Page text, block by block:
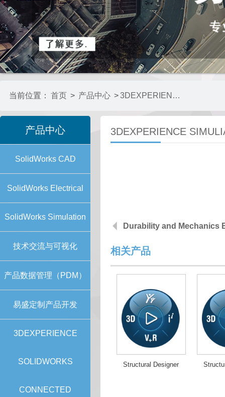
当前位置： 首页 > 产品中心 > 3DEXPERIENCE SIMULIAWORKS
产品中心
SolidWorks CAD
SolidWorks Electrical
SolidWorks Simulation
技术交流与可视化
产品数据管理（PDM）
易盛定制产品开发
3DEXPERIENCE
SOLIDWORKS
CONNECTED
3DEXPERIENCE
Durability and Mechanics
相关产品
Structural Designer